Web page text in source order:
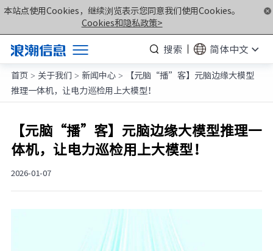
本站点使用Cookies，继续浏览表示您同意我们使用Cookies。
Cookies和隐私政策>
搜索
简体中文
产品
解决方案
服务支持
如何购买
合作伙伴
联合创新平台
首页 > 关于我们 > 新闻中心 >
【元脑“播”客】元脑边缘大模型
推理一体机，让电力巡检用上大模型！
【元脑“播”客】元脑边缘大模型推理一
体机，让电力巡检用上大模型！
2026-01-07